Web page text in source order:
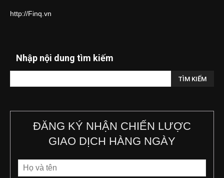
http://Finq.vn
Nhập nội dung tìm kiếm
ĐĂNG KÝ NHẬN CHIẾN LƯỢC
GIAO DỊCH HÀNG NGÀY